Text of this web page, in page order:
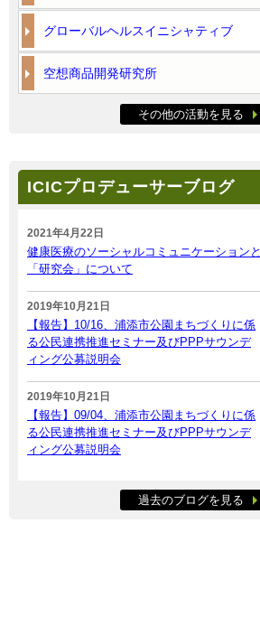
グローバルヘルスイニシャティブ
空想商品開発研究所
その他の活動を見る
ICICプロデューサーブログ
2021年4月22日
健康医療のソーシャルコミュニケーションと
「研究会」について
2019年10月21日
【報告】10/16、浦添市公園まちづくりに係
る公民連携推進セミナー及びPPPサウンデ
ィング公募説明会
2019年10月21日
【報告】09/04、浦添市公園まちづくりに係
る公民連携推進セミナー及びPPPサウンデ
ィング公募説明会
過去のブログを見る